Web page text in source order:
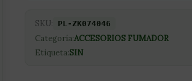
SKU: PL-ZK074046
Categoría:ACCESORIOS FUMADOR
Etiqueta:SIN